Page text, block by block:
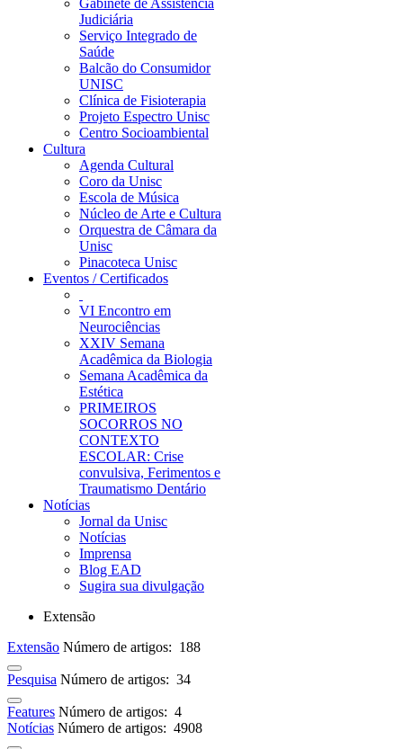
Gabinete de Assistência
Judiciária
Serviço Integrado de
Saúde
Balcão do Consumidor
UNISC
Clínica de Fisioterapia
Projeto Espectro Unisc
Centro Socioambiental
Cultura
Agenda Cultural
Coro da Unisc
Escola de Música
Núcleo de Arte e Cultura
Orquestra de Câmara da
Unisc
Pinacoteca Unisc
Eventos / Certificados
VI Encontro em
Neurociências
XXIV Semana
Acadêmica da Biologia
Semana Acadêmica da
Estética
PRIMEIROS
SOCORROS NO
CONTEXTO
ESCOLAR: Crise
convulsiva, Ferimentos e
Traumatismo Dentário
Notícias
Jornal da Unisc
Notícias
Imprensa
Blog EAD
Sugira sua divulgação
Extensão
Extensão Número de artigos: 188
Pesquisa Número de artigos: 34
Features Número de artigos: 4
Notícias Número de artigos: 4908